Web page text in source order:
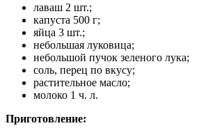
лаваш 2 шт.;
капуста 500 г;
яйца 3 шт.;
небольшая луковица;
небольшой пучок зеленого лука;
соль, перец по вкусу;
растительное масло;
молоко 1 ч. л.
Приготовление: